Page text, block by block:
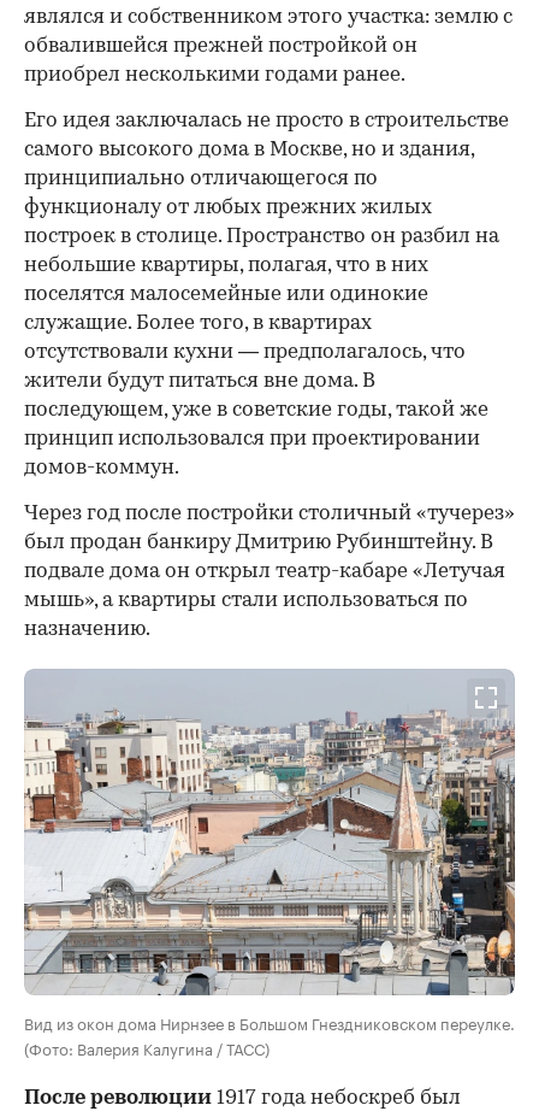
являлся и собственником этого участка: землю с
обвалившейся прежней постройкой он
приобрел несколькими годами ранее.
Его идея заключалась не просто в строительстве
самого высокого дома в Москве, но и здания,
принципиально отличающегося по
функционалу от любых прежних жилых
построек в столице. Пространство он разбил на
небольшие квартиры, полагая, что в них
поселятся малосемейные или одинокие
служащие. Более того, в квартирах
отсутствовали кухни — предполагалось, что
жители будут питаться вне дома. В
последующем, уже в советские годы, такой же
принцип использовался при проектировании
домов-коммун.
Через год после постройки столичный «тучерез»
был продан банкиру Дмитрию Рубинштейну. В
подвале дома он открыл театр-кабаре «Летучая
мышь», а квартиры стали использоваться по
назначению.
Вид из окон дома Нирнзее в Большом Гнездниковском переулке.
(Фото: Валерия Калугина / ТАСС)
После революции 1917 года небоскреб был